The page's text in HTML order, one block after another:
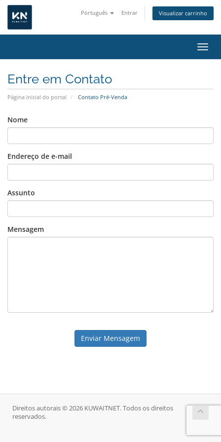
Português Entrar Visualizar carrinho
Entre em Contato
Página inicial do portal Contato Pré-Venda
Nome
Endereço de e-mail
Assunto
Mensagem
Enviar Mensagem
Direitos autorais © 2026 KUWAITNET. Todos os direitos
reservados.